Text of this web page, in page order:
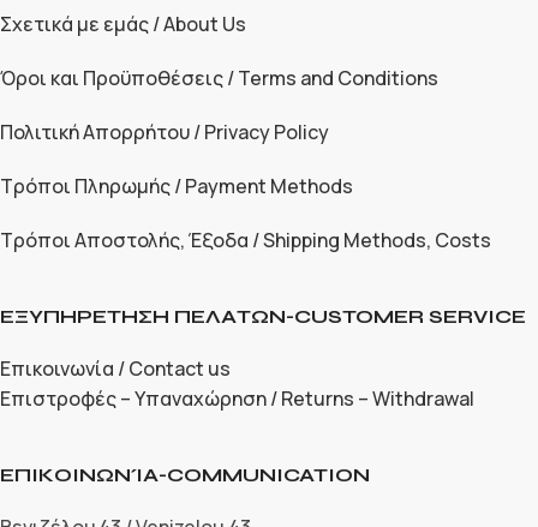
Σχετικά με εμάς / About Us
Όροι και Προϋποθέσεις / Terms and Conditions
Πολιτική Απορρήτου / Privacy Policy
Τρόποι Πληρωμής / Payment Methods
Τρόποι Αποστολής, Έξοδα / Shipping Methods, Costs
ΕΞΥΠΗΡΕΤΗΣΗ ΠΕΛΑΤΩΝ-CUSTOMER SERVICE
Επικοινωνία / Contact us
Επιστροφές – Υπαναχώρηση / Returns – Withdrawal
ΕΠΙΚΟΙΝΩΝΊΑ-COMMUNICATION